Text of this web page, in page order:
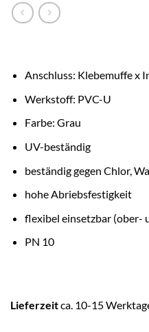
Anschluss: Klebemuffe x
Werkstoff: PVC-U
Farbe: Grau
UV-beständig
beständig gegen Chlor,
hohe Abriebsfestigkeit
flexibel einsetzbar (ober-
PN 10
Lieferzeitca. 10-15